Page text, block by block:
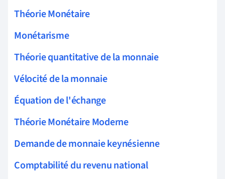
Théorie Monétaire
Monétarisme
Théorie quantitative de la monnaie
Vélocité de la monnaie
Équation de l'échange
Théorie Monétaire Moderne
Demande de monnaie keynésienne
Comptabilité du revenu national